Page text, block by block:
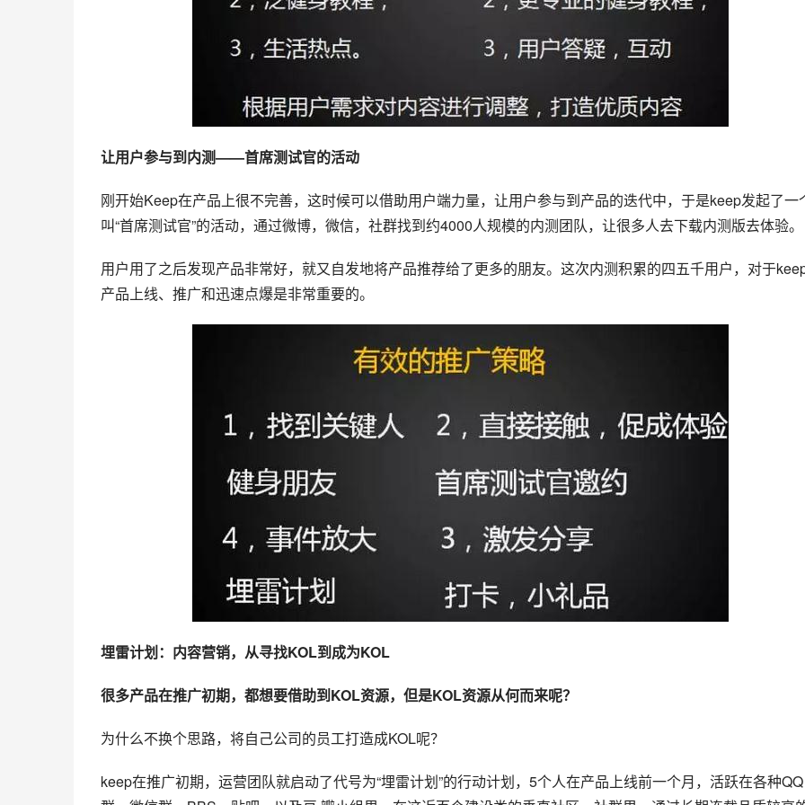
让用户参与到内测——首席测试官的活动
刚开始Keep在产品上很不完善，这时候可以借助用户端力量，让用户参与到产品的迭代中，于是keep发起了一
叫“首席测试官”的活动，通过微博，微信， 社群找到约4000人规模的内测团队，让很多人去下载内测版去体验。
用户用了之后发现产品非常好，就又自发地将产品推荐给了更多的朋友。这次内测积累的四五千用户，对于
产品上线、推广和迅速点爆是非常重要的。
埋雷计划：内容营销，从寻找KOL到成为KOL
很多产品在推广初期，都想要借助到KOL资源，但是KOL资源从何而来呢？
为什么不换个思路，将自己公司的员工打造成KOL呢？
keep在推广初期，运营团队就启动了代号为“埋雷计划”的行动计划，5个人在产品上线前一个月，活跃在各种QQ